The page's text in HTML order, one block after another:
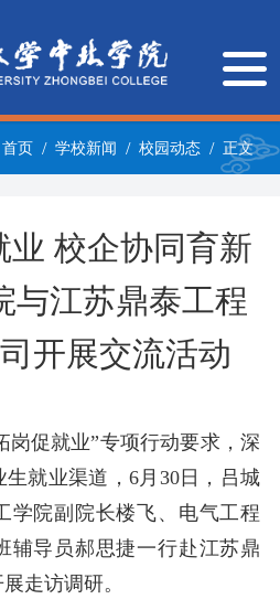
首页 / 学校新闻 / 校园动态 / 正文
业 校企协同育新
江苏鼎泰工程
开展交流活动
岗促就业”专项行动要求，深
生就业渠道，6月30日 ， 吕城
学院副院长楼飞、电气工程
辅导员郝思捷一行赴江苏鼎
走访调研。